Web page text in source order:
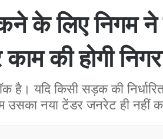
के लिए निगम ने
की होगी
है। यदि किसी सड़क की
उसका नया टेंडर जनरेट ही नहीं